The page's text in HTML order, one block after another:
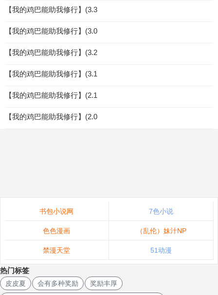
【我的鸡巴能助我修行】(3.3
【我的鸡巴能助我修行】(3.0
【我的鸡巴能助我修行】(3.2
【我的鸡巴能助我修行】(3.1
【我的鸡巴能助我修行】(2.1
【我的鸡巴能助我修行】(2.0
书包小说网 7色小说
色色漫画 （乱伦）妹汁NP
禁漫天堂 51动漫
热门标签
皮皮夏 会有多种奖励 奖励丰厚